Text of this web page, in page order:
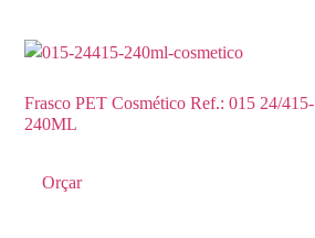
Frasco PET Cosmético Ref.: 015 24/415-
240ML
Orçar